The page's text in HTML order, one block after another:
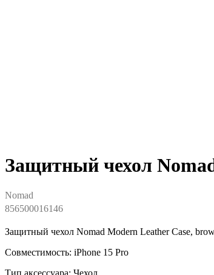
Защитный чехол
Nomad
856500016146
Защитный чехол Nomad Modern Leather Case,
Совместимость: iPhone 15 Pro
Тип аксессуара: Чехол